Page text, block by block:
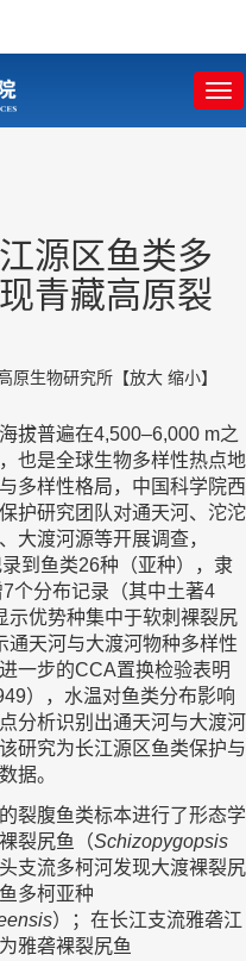
源区鱼类多
青藏高原裂
原生物研究所 【放大 缩小】
拔普遍在4,500–6,000 m之
也是全球生物多样性热点地
多样性格局，中国科学院西
护研究团队对通天河、沱沱
大渡河源等开展调查，
到鱼类26种（亚种），隶
个分布记录（其中土著4
示优势种集中于软刺裸裂尻
通天河与大渡河物种多样性
一步的CCA置换检验表明
），水温对鱼类分布影响
分析识别出通天河与大渡河
研究为长江源区鱼类保护与
据。
裂腹鱼类标本进行了形态学
裂尻鱼（Schizopygopsis
支流多柯河发现大渡裸裂尻
多柯亚种
）；在长江支流雅砻江
雅砻裸裂尻鱼